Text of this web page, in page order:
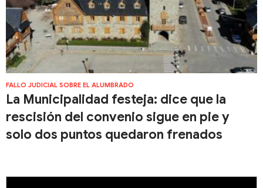
FALLO JUDICIAL SOBRE EL ALUMBRADO
La Municipalidad festeja: dice que la
rescisión del convenio sigue en pie y
solo dos puntos quedaron frenados